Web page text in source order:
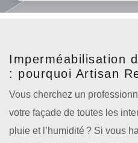
Imperméabilisation
: pourquoi Artisan
Vous cherchez un
votre façade de toutes les
pluie et l’humidité ? Si vous